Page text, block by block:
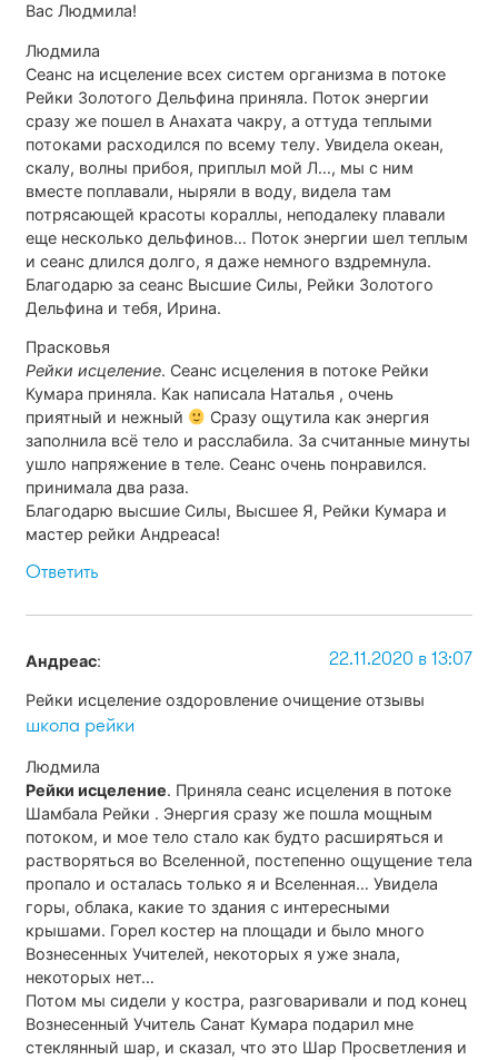
Вас Людмила!
Людмила
Сеанс на исцеление всех систем организма в потоке
Рейки Золотого Дельфина приняла. Поток энергии
сразу же пошел в Анахата чакру, а оттуда теплыми
потоками расходился по всему телу. Увидела океан,
скалу, волны прибоя, приплыл мой Л…, мы с ним
вместе поплавали, ныряли в воду, видела там
потрясающей красоты кораллы, неподалеку плавали
еще несколько дельфинов… Поток энергии шел теплым
и сеанс длился долго, я даже немного вздремнула.
Благодарю за сеанс Высшие Силы, Рейки Золотого
Дельфина и тебя, Ирина.
Прасковья
Рейки исцеление. Сеанс исцеления в потоке Рейки
Кумара приняла. Как написала Наталья , очень
приятный и нежный
Сразу ощутила как энергия
заполнила всё тело и расслабила. За считанные минуты
ушло напряжение в теле. Сеанс очень понравился.
принимала два раза.
Благодарю высшие Силы, Высшее Я, Рейки Кумара и
мастер рейки Андреаса!
Ответить
Андреас: 22.11.2020 в 13:07
Рейки исцеление оздоровление очищение отзывы
школа рейки
Людмила
Рейки исцеление. Приняла сеанс исцеления в потоке
Шамбала Рейки . Энергия сразу же пошла мощным
потоком, и мое тело стало как будто расширяться и
растворяться во Вселенной, постепенно ощущение тела
пропало и осталась только я и Вселенная… Увидела
горы, облака, какие то здания с интересными
крышами. Горел костер на площади и было много
Вознесенных Учителей, некоторых я уже знала,
некоторых нет…
Потом мы сидели у костра, разговаривали и под конец
Вознесенный Учитель Санат Кумара подарил мне
стеклянный шар, и сказал, что это Шар Просветления и